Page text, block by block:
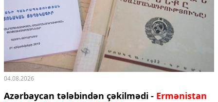
04.08.2026
Azərbaycan tələbindən çəkilmədi - Ermənistan